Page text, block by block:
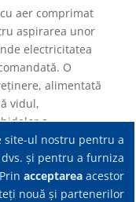
aer comprimat
aspirarea unor
electricitatea
O
alimentată
vidul,
a
ușoară a
pentru
O supapă de
ca golirea
site-ul nostru pentru a
și pentru a furniza
acceptarea acestor
nouă și partenerilor